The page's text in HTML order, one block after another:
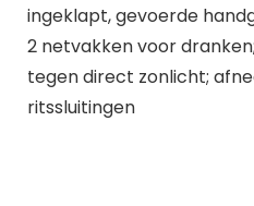
ingeklapt, gevoerde
2 netvakken voor
tegen direct zonlicht;
ritssluitingen